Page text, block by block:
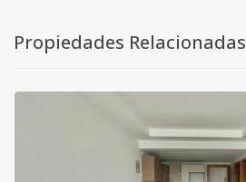
Propiedades Relacionadas